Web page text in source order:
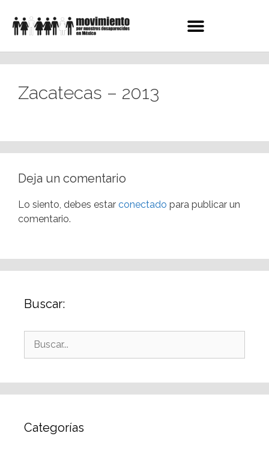
Zacatecas – 2013
Deja un comentario
Lo siento, debes estar conectado para publicar un
comentario.
Buscar:
Categorías